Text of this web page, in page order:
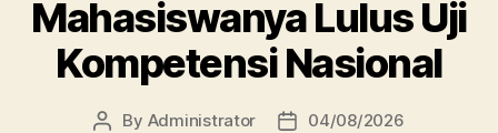
Mahasiswanya Lulus Uji
Kompetensi Nasional
Post
By Administrator
Post04/08/2026